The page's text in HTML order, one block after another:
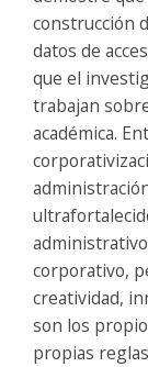
construcción
datos de
que el
trabajan
académica.
corporativo,
creatividad,
son los
propias